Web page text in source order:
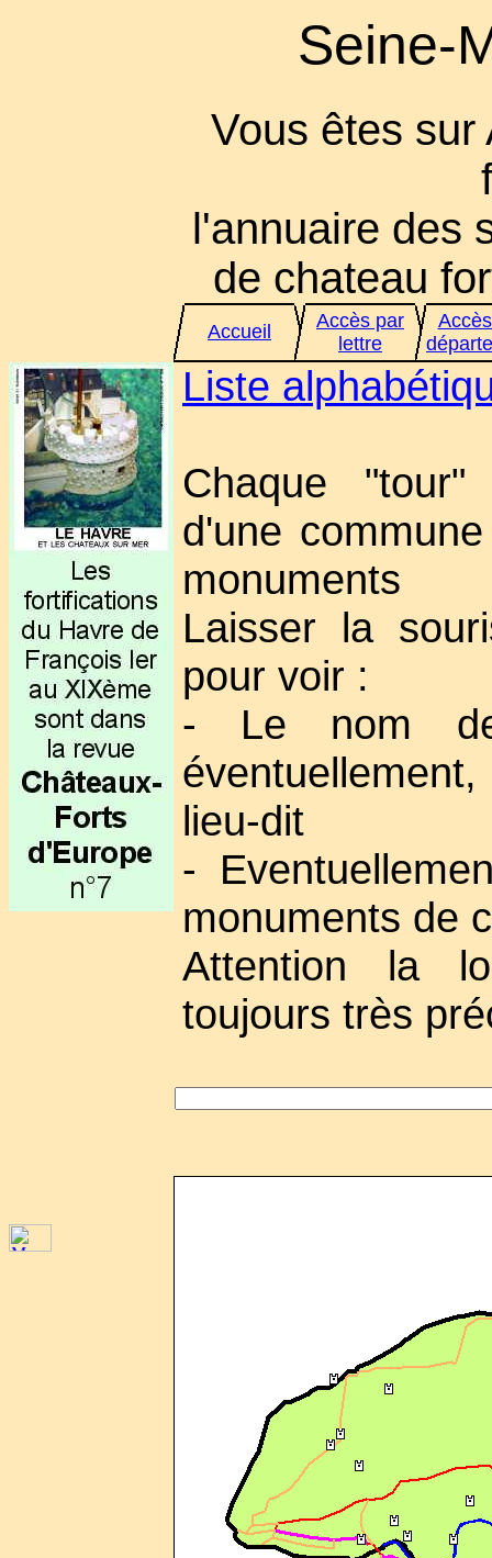
Seine-
Vous êtes sur
l'annuaire des
de chateau
Accueil
Accès par
lettre
Liste
Chaque
d'une
monuments
Laisser la
pour voir :
- Le nom
lieu-dit
-
monuments de
Attention la
toujours très